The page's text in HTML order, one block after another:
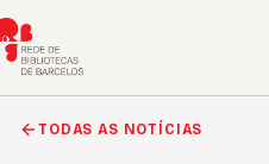
para
o
conteúdo
TODAS AS NOTÍCIAS